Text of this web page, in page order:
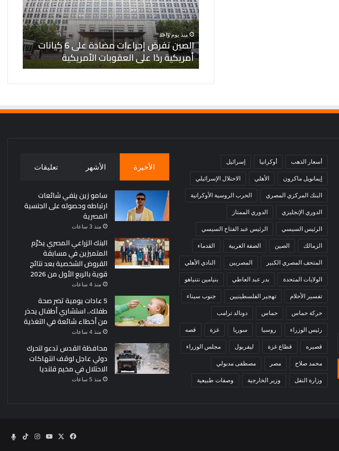
على
6
كيانات
أمريكية
ردًا
على
العقوبات
منذ يوم واحد
الصين تفرض إجراءات مضادة على 6 كيانات
أمريكية ردًا على العقوبات الأمريكية
سفن
أوكرانية
في
والبحر
الأسود
أسعار الذهب أوكرانيا إسرائيل
إيمانويل ماكرون الأهلي الاحتلال الإسرائيلي
البنك المركزي المصري الحرب الروسية الأوكرانية
الدوري الإنجليزي الدوري الممتاز
الرئيس السيسي الرئيس عبد الفتاح السيسي
الزمالك الصين الضفة الغربية القدماء
المتحف المصري الكبير المصريين النادي الأهلي
الولايات المتحدة بدر عبد العاطي بنيامين نتنياهو
تفسير الأحلام تهجير الفلسطينيين جنوب سيناء
حركة حماس حماس دونالد ترامب
رئيس الوزراء روسيا سوريا غزة قصه
قصيره قطاع غزة ليفربول مجلس الوزراء
محمد صلاح مصر مصطفى مدبولي
وزارة النقل وزير الخارجية وصفات طبيعية
الأخيرة الأشهر تعليقات
سامو زين ينفي شائعات
ارتباطه وحصوله على الجنسية
المصرية
منذ 3 ساعات
البنك الزراعي المصري يكرّم
المتميزين في مسابقة
القروض الشخصية بعد نتائج
قوية بالربع الأول من 2026
منذ 4 ساعات
5 عادات يومية تضر صحة
طفلك.. استشاري أطفال يحذر
من أخطاء شائعة في التغذية
منذ 4 ساعات
محافظة القدس تدعو لتحرك
دولي عاجل لوقف انتهاكات
الاحتلال في مخيم قلنديا
منذ 5 ساعات
فيسبوك ‫YouTubeانستقرام
‫TikTok